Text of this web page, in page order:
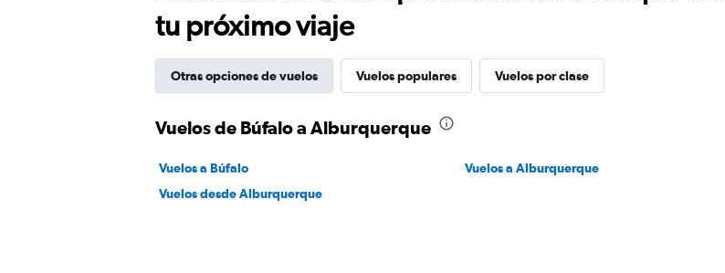
tu próximo viaje
Otras opciones de vuelos Vuelos populares Vuelos por clase
Vuelos de Búfalo a Alburquerque
Vuelos a Búfalo Vuelos a Alburquerque
Vuelos desde Alburquerque